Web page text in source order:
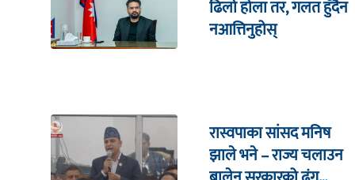
ढिलो होला तर, गलत हुँदैन
नआत्तिनुहोस्
रास्वपाका सांसद मनिष
झाले भने – राज्य चलाउन